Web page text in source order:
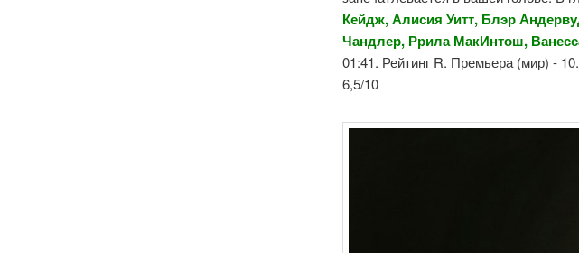
Кейдж, Алисия Уитт, Блэр
Чандлер, Ррила МакИнтош,
01:41. Рейтинг R. Премьера (мир) -
6,5/10